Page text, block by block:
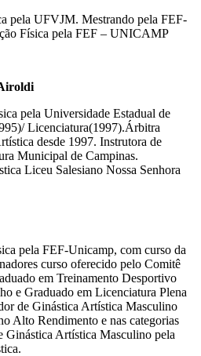
pela UFVJM. Mestrando pela FEF-
Física pela FEF – UNICAMP
pela Universidade Estadual de
Licenciatura(1997).Árbitra
desde 1997. Instrutora de
Municipal de Campinas.
Liceu Salesiano Nossa Senhora
pela FEF-Unicamp, com curso da
curso oferecido pelo Comitê
em Treinamento Desportivo
e Graduado em Licenciatura Plena
de Ginástica Artística Masculino
Alto Rendimento e nas categorias
Ginástica Artística Masculino pela